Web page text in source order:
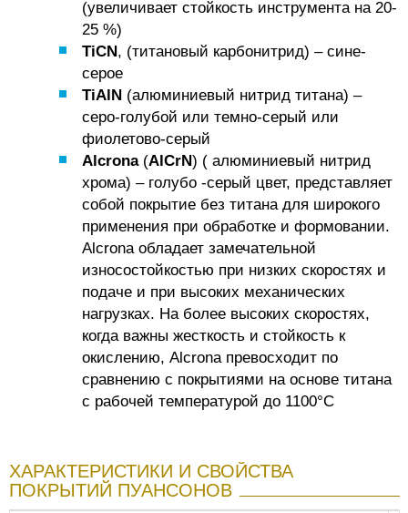
(увеличивает стойкость инструмента на 20-
25 %)
TiCN, (титановый карбонитрид) – сине-
серое
TiAlN (алюминиевый нитрид титана) –
серо-голубой или темно-серый или
фиолетово-серый
Alcrona(AlCrN) ( алюминиевый нитрид
хрома) – голубо -серый цвет, представляет
собой покрытие без титана для широкого
применения при обработке и формовании.
Alcrona обладает замечательной
износостойкостью при низких скоростях и
подаче и при высоких механических
нагрузках. На более высоких скоростях,
когда важны жесткость и стойкость к
окислению, Alcrona превосходит по
сравнению с покрытиями на основе титана
с рабочей температурой до 1100°C
ХАРАКТЕРИСТИКИ И СВОЙСТВА
ПОКРЫТИЙ ПУАНСОНОВ